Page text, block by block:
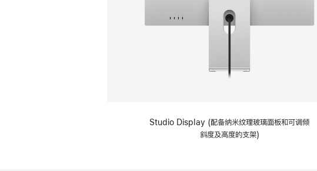
Studio Display (配备纳米纹理玻璃面板和可调倾
斜度及高度的支架)